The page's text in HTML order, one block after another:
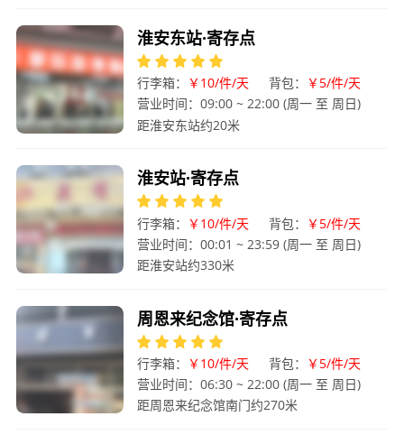
淮安东站·寄存点
行李箱： ￥10/件/天 背包：
￥5/件/天
营业时间：09:00 ~ 22:00 (周一 至 周日)
距淮安东站约20米
淮安站·寄存点
行李箱： ￥10/件/天 背包：
￥5/件/天
营业时间：00:01 ~ 23:59 (周一 至 周日)
距淮安站约330米
周恩来纪念馆·寄存点
行李箱： ￥10/件/天 背包：
￥5/件/天
营业时间：06:30 ~ 22:00 (周一 至 周日)
距周恩来纪念馆南门约270米